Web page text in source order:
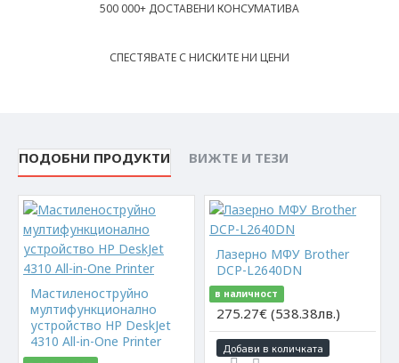
500 000+ ДОСТАВЕНИ КОНСУМАТИВА
СПЕСТЯВАТЕ С НИСКИТЕ НИ ЦЕНИ
ПОДОБНИ ПРОДУКТИ ВИЖТЕ И ТЕЗИ
Мастиленоструйно
мултифункционално
устройство HP DeskJet
4310 All-in-One Printer
Лазерно МФУ Brother
DCP-L2640DN
в наличност
275.27€ (538.38лв.)
Добави в количката